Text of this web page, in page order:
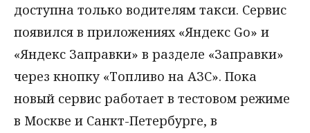
доступна только водителям такси. Сервис
появился в приложениях «Яндекс Go» и
«Яндекс Заправки» в разделе «Заправки»
через кнопку «Топливо на АЗС». Пока
новый сервис работает в тестовом режиме
в Москве и Санкт-Петербурге, в